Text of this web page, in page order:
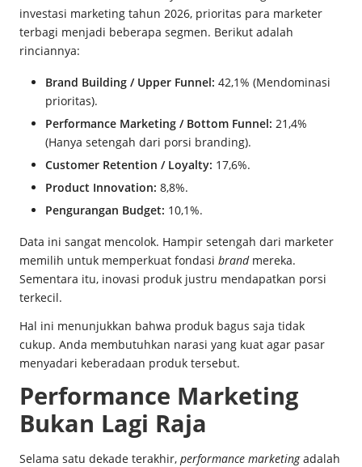
investasi marketing tahun 2026, prioritas para marketer
terbagi menjadi beberapa segmen. Berikut adalah
rinciannya:
Brand Building / Upper Funnel: 42,1% (Mendominasi
prioritas).
Performance Marketing / Bottom Funnel: 21,4%
(Hanya setengah dari porsi branding).
Customer Retention / Loyalty: 17,6%.
Product Innovation: 8,8%.
Pengurangan Budget: 10,1%.
Data ini sangat mencolok. Hampir setengah dari marketer
memilih untuk memperkuat fondasi brandmereka.
Sementara itu, inovasi produk justru mendapatkan porsi
terkecil.
Hal ini menunjukkan bahwa produk bagus saja tidak
cukup. Anda membutuhkan narasi yang kuat agar pasar
menyadari keberadaan produk tersebut.
Performance Marketing
Bukan Lagi Raja
Selama satu dekade terakhir, performance marketingadalah